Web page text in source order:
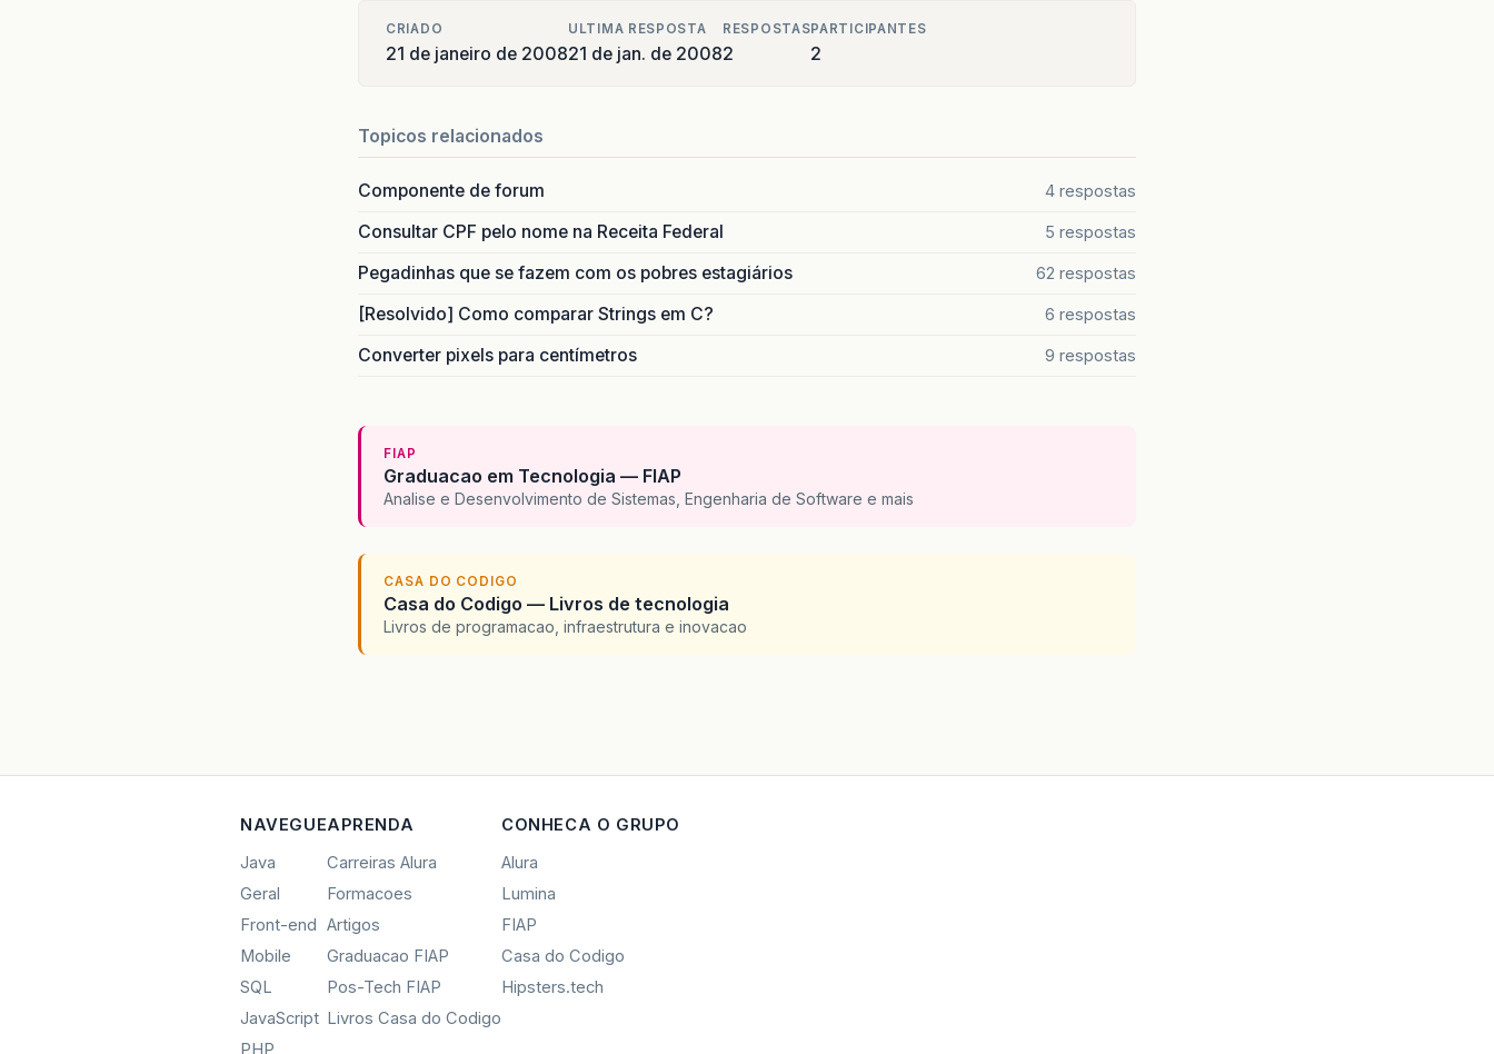
CRIADO
21 de janeiro de 2008
ULTIMA RESPOSTA
21 de jan. de 2008
RESPOSTAS
2
PARTICIPANTES
2
Topicos relacionados
Componente de forum 4 respostas
Consultar CPF pelo nome na Receita Federal 5 respostas
Pegadinhas que se fazem com os pobres estagiários 62 respostas
[Resolvido] Como comparar Strings em C? 6 respostas
Converter pixels para centímetros 9 respostas
FIAP
Graduacao em Tecnologia — FIAP
Analise e Desenvolvimento de Sistemas, Engenharia de Software e mais
CASA DO CODIGO
Casa do Codigo — Livros de tecnologia
Livros de programacao, infraestrutura e inovacao
NAVEGUE
Java
Geral
Front-end
Mobile
SQL
JavaScript
PHP
APRENDA
Carreiras Alura
Formacoes
Artigos
Graduacao FIAP
Pos-Tech FIAP
Livros Casa do Codigo
CONHECA O GRUPO
Alura
Lumina
FIAP
Casa do Codigo
Hipsters.tech